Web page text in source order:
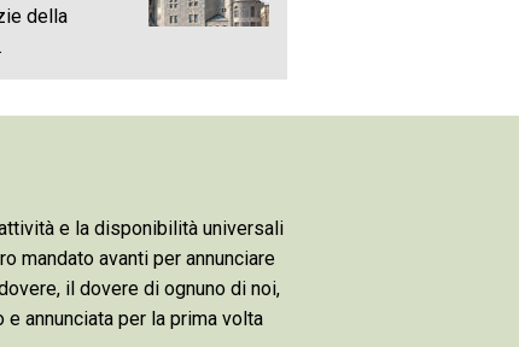
della
e la disponibilità universali
mandato avanti per annunciare
il dovere di ognuno di noi,
annunciata per la prima volta